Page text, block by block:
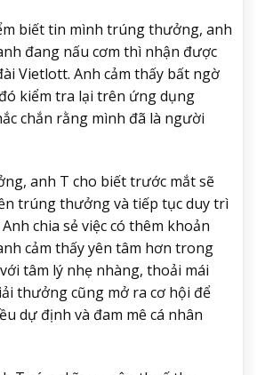
biết tin mình trúng thưởng, anh
đang nấu cơm thì nhận được
Vietlott. Anh cảm thấy bất ngờ
kiểm tra lại trên ứng dụng
chắn rằng mình đã là người
anh T cho biết trước mắt sẽ
trúng thưởng và tiếp tục duy trì
chia sẻ việc có thêm khoản
cảm thấy yên tâm hơn trong
tâm lý nhẹ nhàng, thoải mái
thưởng cũng mở ra cơ hội để
dự định và đam mê cá nhân